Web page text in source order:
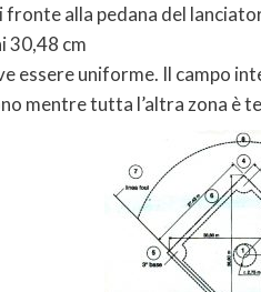
alla pedana del
30,48 cm
essere uniforme. Il campo
mentre tutta l’altra zona è